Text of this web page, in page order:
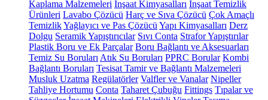
Kaplama Malzemeleri İnşaat Kimyasalları İnşaat Temizlik
Ürünleri Lavabo Çözücü Harç ve Sıva Çözücü Çok Amaçlı
TemizlikYağlayıcı ve Pas Çözücü Yapı Kimyasalları Derz
Dolgu Seramik Yapıştırıcılar Sıvı Conta Strafor Yapıştırılar
Plastik Boru ve Ek Parçalar Boru Bağlantı ve Aksesuarları
Temiz Su Boruları Atık Su Boruları PPRC Borular Kombi
Bağlantı Boruları Tesisat Tamir ve Bağlantı Malzemeleri
Musluk Uzatma Regülatörler Valfler ve Vanalar Nipeller
Tahliye Hortumu Conta Taharet Çubuğu Fittings Tıpalar ve